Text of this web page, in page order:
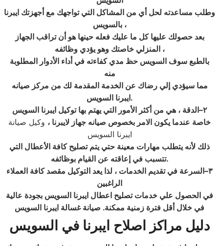
وطلب مساعدته لحل أي من المشاكل التي تواجهك مع أجهزتك ايبرنا
بالسويس ،
بعد حصولك عليها كل ما عليك فعله حينها هو أن تراقب الجهاز
المنزلي خاصتك وهو يؤدي وظائفه ،
بالطبع سوف السويس حظ مدي كفاءته في أداء الأدوار المطلوبة
منه
مما سيؤدي إلي رضاك عن الخدمة المقدمة لك من مركز صيانه
ايبرنا السويس.
٢–الدقة ، هي من أكثر الأمور التي يهتم بها توكيل ايبرنا السويس
خاصة عندما يكون الامر بخصوص صيانه جهاز لايبرنا ، وكيل صيانة
ايبرنا السويس
ذلك لأنه يتطلب مهارات معينة حتي يتم تصليح كافة الأعطال التي
تتسبب في إعاقته عن القيام بوظائفه.
٣–السرعة في تقديم الخدمات ، لذا يعد التوكيل مقصد كافة العملاء
الراغبين
في الحصول علي خدمات تصليح اعطال ايبرنا السويس بجودة عالية
في خلال أقل فترة زمنية ممكنة. صيانة غسالة ايبرنا السويس
دليل مراكز اصلاح ايبرنا في السويس